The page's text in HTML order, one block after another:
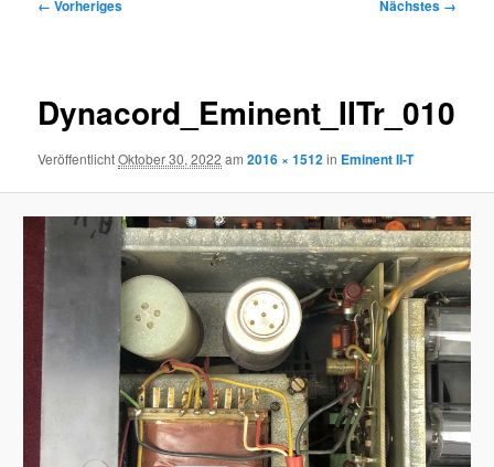
← Vorheriges Nächstes →
Dynacord_Eminent_IITr_010
VeröffentlichtOktober 30, 2022 am2016 × 1512in Eminent II-T